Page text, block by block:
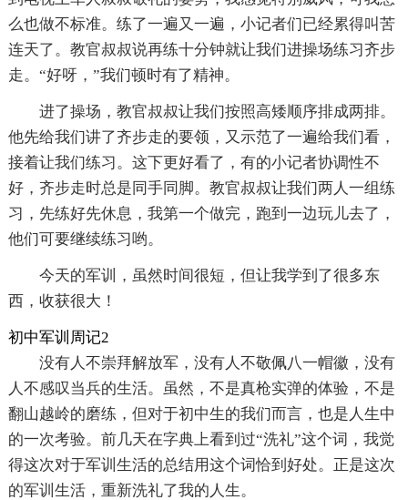
么也做不标准。练了一遍又一遍，小记者们已经累得叫苦
连天了。教官叔叔说再练十分钟就让我们进操场练习齐步
走。“好呀，”我们顿时有了精神。
进了操场，教官叔叔让我们按照高矮顺序排成两排。
他先给我们讲了齐步走的要领，又示范了一遍给我们看，
接着让我们练习。这下更好看了，有的小记者协调性不
好，齐步走时总是同手同脚。教官叔叔让我们两人一组练
习，先练好先休息，我第一个做完，跑到一边玩儿去了，
他们可要继续练习哟。
今天的军训，虽然时间很短，但让我学到了很多东
西，收获很大！
初中军训周记2
没有人不崇拜解放军，没有人不敬佩八一帽徽，没有
人不感叹当兵的生活。虽然，不是真枪实弹的体验，不是
翻山越岭的磨练，但对于初中生的我们而言，也是人生中
的一次考验。前几天在字典上看到过“洗礼”这个词，我觉
得这次对于军训生活的总结用这个词恰到好处。正是这次
的军训生活，重新洗礼了我的人生。